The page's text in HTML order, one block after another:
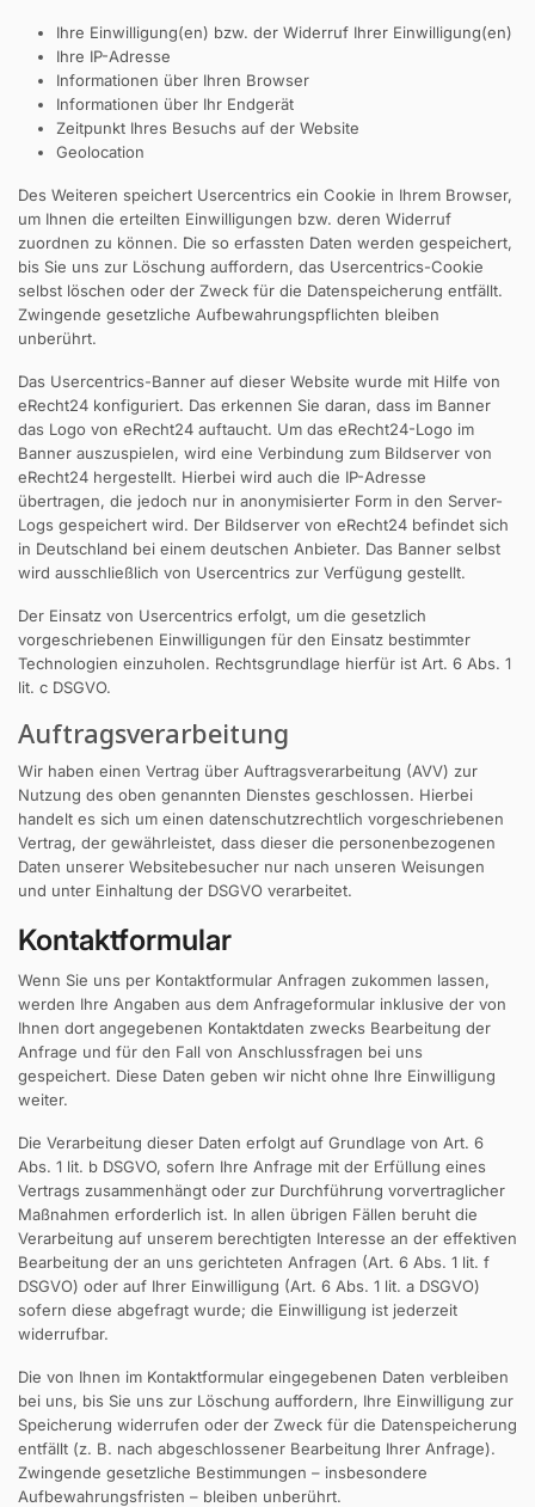
Ihre Einwilligung(en) bzw. der Widerruf Ihrer Einwilligung(en)
Ihre IP-Adresse
Informationen über Ihren Browser
Informationen über Ihr Endgerät
Zeitpunkt Ihres Besuchs auf der Website
Geolocation
Des Weiteren speichert Usercentrics ein Cookie in Ihrem Browser,
um Ihnen die erteilten Einwilligungen bzw. deren Widerruf
zuordnen zu können. Die so erfassten Daten werden gespeichert,
bis Sie uns zur Löschung auffordern, das Usercentrics-Cookie
selbst löschen oder der Zweck für die Datenspeicherung entfällt.
Zwingende gesetzliche Aufbewahrungspflichten bleiben
unberührt.
Das Usercentrics-Banner auf dieser Website wurde mit Hilfe von
eRecht24 konfiguriert. Das erkennen Sie daran, dass im Banner
das Logo von eRecht24 auftaucht. Um das eRecht24-Logo im
Banner auszuspielen, wird eine Verbindung zum Bildserver von
eRecht24 hergestellt. Hierbei wird auch die IP-Adresse
übertragen, die jedoch nur in anonymisierter Form in den Server-
Logs gespeichert wird. Der Bildserver von eRecht24 befindet sich
in Deutschland bei einem deutschen Anbieter. Das Banner selbst
wird ausschließlich von Usercentrics zur Verfügung gestellt.
Der Einsatz von Usercentrics erfolgt, um die gesetzlich
vorgeschriebenen Einwilligungen für den Einsatz bestimmter
Technologien einzuholen. Rechtsgrundlage hierfür ist Art. 6 Abs. 1
lit. c DSGVO.
Auftragsverarbeitung
Wir haben einen Vertrag über Auftragsverarbeitung (AVV) zur
Nutzung des oben genannten Dienstes geschlossen. Hierbei
handelt es sich um einen datenschutzrechtlich vorgeschriebenen
Vertrag, der gewährleistet, dass dieser die personenbezogenen
Daten unserer Websitebesucher nur nach unseren Weisungen
und unter Einhaltung der DSGVO verarbeitet.
Kontaktformular
Wenn Sie uns per Kontaktformular Anfragen zukommen lassen,
werden Ihre Angaben aus dem Anfrageformular inklusive der von
Ihnen dort angegebenen Kontaktdaten zwecks Bearbeitung der
Anfrage und für den Fall von Anschlussfragen bei uns
gespeichert. Diese Daten geben wir nicht ohne Ihre Einwilligung
weiter.
Die Verarbeitung dieser Daten erfolgt auf Grundlage von Art. 6
Abs. 1 lit. b DSGVO, sofern Ihre Anfrage mit der Erfüllung eines
Vertrags zusammenhängt oder zur Durchführung vorvertraglicher
Maßnahmen erforderlich ist. In allen übrigen Fällen beruht die
Verarbeitung auf unserem berechtigten Interesse an der effektiven
Bearbeitung der an uns gerichteten Anfragen (Art. 6 Abs. 1 lit. f
DSGVO) oder auf Ihrer Einwilligung (Art. 6 Abs. 1 lit. a DSGVO)
sofern diese abgefragt wurde; die Einwilligung ist jederzeit
widerrufbar.
Die von Ihnen im Kontaktformular eingegebenen Daten verbleiben
bei uns, bis Sie uns zur Löschung auffordern, Ihre Einwilligung zur
Speicherung widerrufen oder der Zweck für die Datenspeicherung
entfällt (z. B. nach abgeschlossener Bearbeitung Ihrer Anfrage).
Zwingende gesetzliche Bestimmungen – insbesondere
Aufbewahrungsfristen – bleiben unberührt.